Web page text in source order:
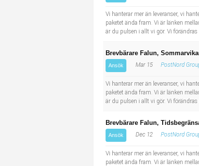
Vi hanterar mer än leveranser, vi
paketet ända fram. Vi är länken
är du pulsen i allt vi gör. Vi
Brevbärare Falun,
Ansök Mar 15 PostNord
Vi hanterar mer än leveranser, vi
paketet ända fram. Vi är länken
är du pulsen i allt vi gör. Vi
Brevbärare Falun,
Ansök Dec 12 PostNord
Vi hanterar mer än leveranser, vi
paketet ända fram. Vi är länken